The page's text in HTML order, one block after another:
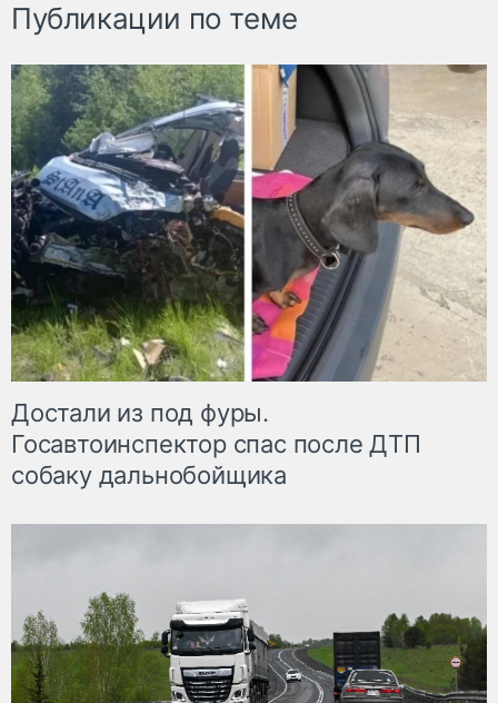
Публикации по теме
Достали из под фуры.
Госавтоинспектор спас после ДТП
собаку дальнобойщика